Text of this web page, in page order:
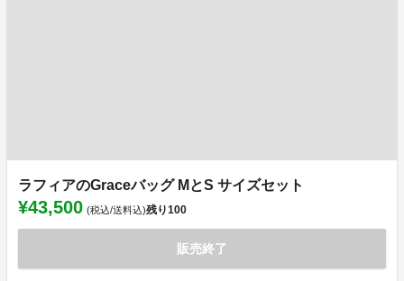
ラフィアのGraceバッグ MとS サイズセット
¥43,500 (税込/送料込)残り100
販売終了